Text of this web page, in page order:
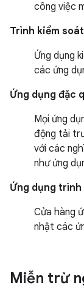
công việc
Trình kiểm
Ứng dụng
các ứng
Ứng dụng đặc
Mọi ứng
động tải
với các
như ứng
Ứng dụng
Cửa hàng
nhật các
Miễn trừ